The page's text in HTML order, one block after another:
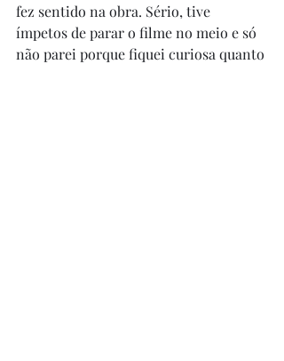
fez sentido na obra. Sério, tive
ímpetos de parar o filme no meio e só
não parei porque fiquei curiosa quanto